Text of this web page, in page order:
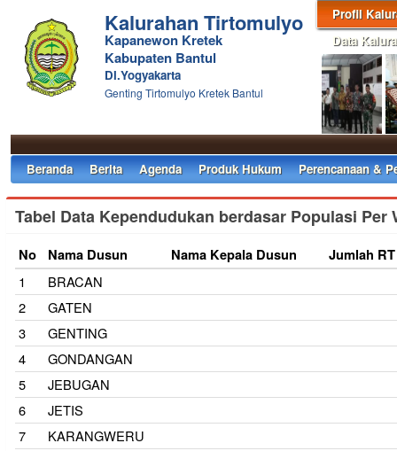
Profil
Data
Kalurahan Tirtomulyo
Kapanewon Kretek
Kabupaten Bantul
DI.Yogyakarta
Genting Tirtomulyo Kretek Bantul
Beranda Berita Agenda Produk Hukum Perencanaan &
Tabel Data Kependudukan berdasar Populasi Per
No Nama Dusun Nama Kepala Dusun
Jumlah RT
1
BRACAN
2
GATEN
3
GENTING
4
GONDANGAN
5
JEBUGAN
6
JETIS
7
KARANGWERU